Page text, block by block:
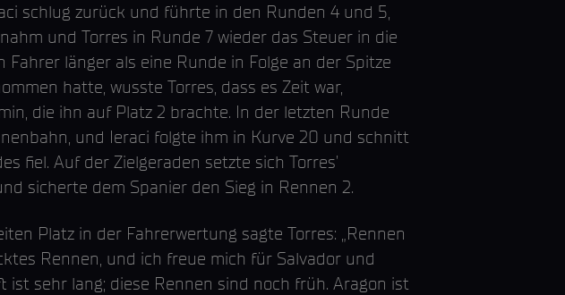
schlug zurück und führte in den Runden 4 und 5,
und Torres in Runde 7 wieder das Steuer in die
länger als eine Runde in Folge an der Spitze
hatte, wusste Torres, dass es Zeit war,
die ihn auf Platz 2 brachte. In der letzten Runde
und Ieraci folgte ihm in Kurve 20 und schnitt
fiel. Auf der Zielgeraden setzte sich Torres’
sicherte dem Spanier den Sieg in Rennen 2.
Platz in der Fahrerwertung sagte Torres: „Rennen
Rennen, und ich freue mich für Salvador und
sehr lang; diese Rennen sind noch früh. Aragon ist